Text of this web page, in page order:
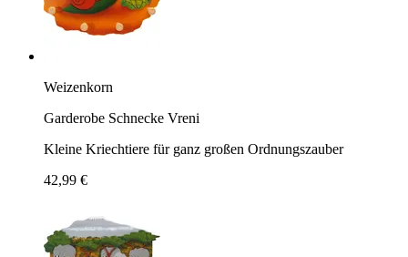
Weizenkorn
Garderobe Schnecke Vreni
Kleine Kriechtiere für ganz großen Ordnungszauber
42,99 €